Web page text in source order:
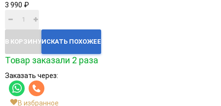
3 990 ₽
В КОРЗИНУИСКАТЬ ПОХОЖЕЕ
Товар заказали 2 раза
Заказать через:
В избранное